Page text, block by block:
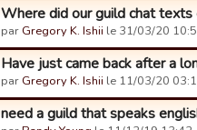
Where did our guild chat
par Gregory K. Ishii le 31/03/20
Have just came back after a
par Gregory K. Ishii le 11/03/20
need a guild that speaks